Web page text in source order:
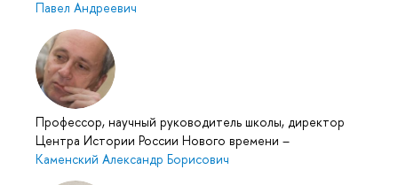
Павел Андреевич
Профессор, научный руководитель школы, директор
Центра Истории России Нового времени –
Каменский Александр Борисович